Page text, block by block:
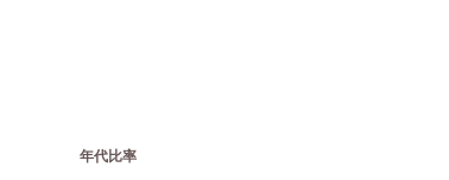
年代比率